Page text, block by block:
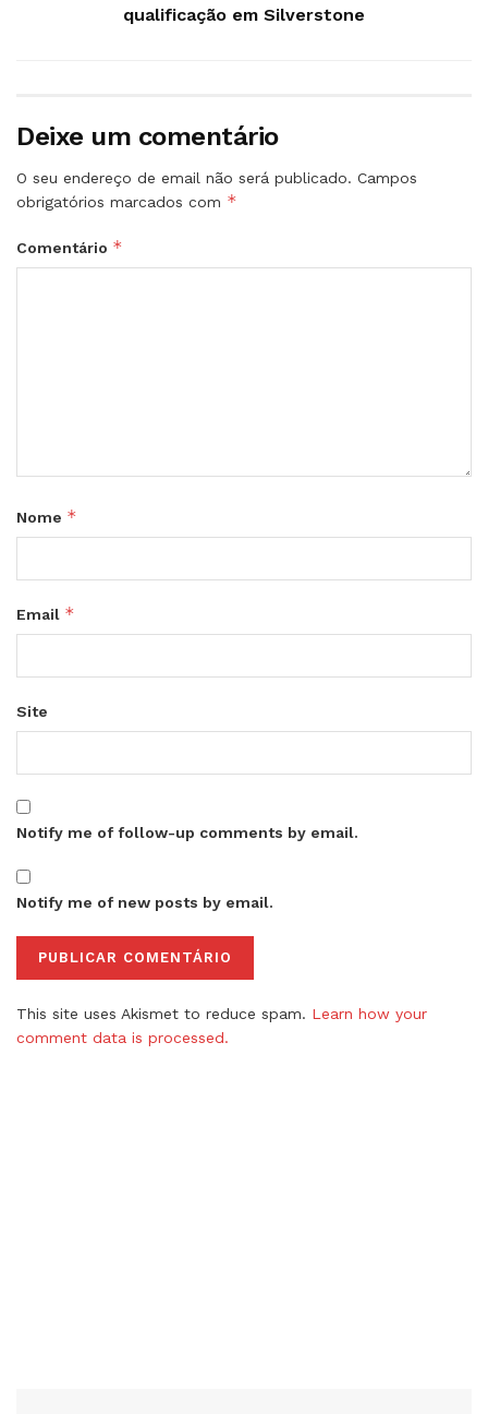
qualificação em Silverstone
Deixe um comentário
O seu endereço de email não será publicado. Campos
obrigatórios marcados com *
Comentário *
Nome *
Email *
Site
Notify me of follow-up comments by email.
Notify me of new posts by email.
This site uses Akismet to reduce spam. Learn how your
comment data is processed.